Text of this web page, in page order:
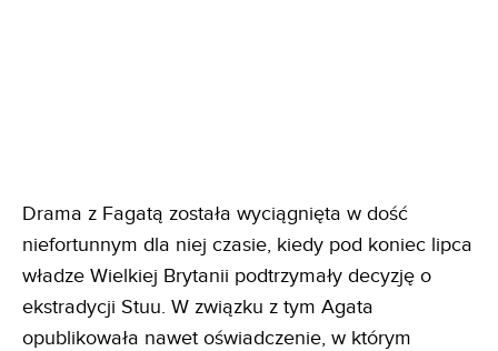
Drama z Fagatą została wyciągnięta w dość
niefortunnym dla niej czasie, kiedy pod koniec lipca
władze Wielkiej Brytanii podtrzymały decyzję o
ekstradycji Stuu. W związku z tym Agata
opublikowała nawet oświadczenie, w którym